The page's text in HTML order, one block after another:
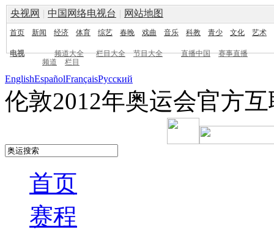
央视网 | 中国网络电视台 | 网站地图
首页 新闻 经济 体育 综艺 春晚 戏曲 音乐 科教 青少 文化 艺术
电视 频道大全 栏目大全 节目大全 直播中国
赛事直播
频道
栏目
EnglishEspañolFrançaisPусский
伦敦2012年奥运会官方
首页
赛程